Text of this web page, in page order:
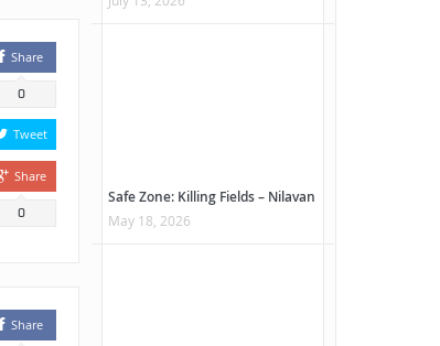
Share
0
Tweet
Share
0
Share
Safe Zone: Killing Fields – Nilavan
May 18, 2026